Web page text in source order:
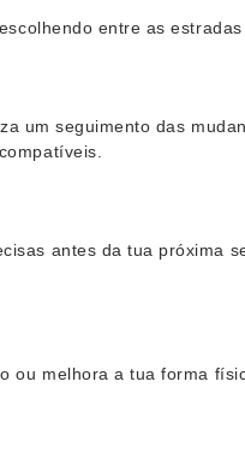
entre as
um seguimento das
antes da tua próxima
ou melhora a tua forma